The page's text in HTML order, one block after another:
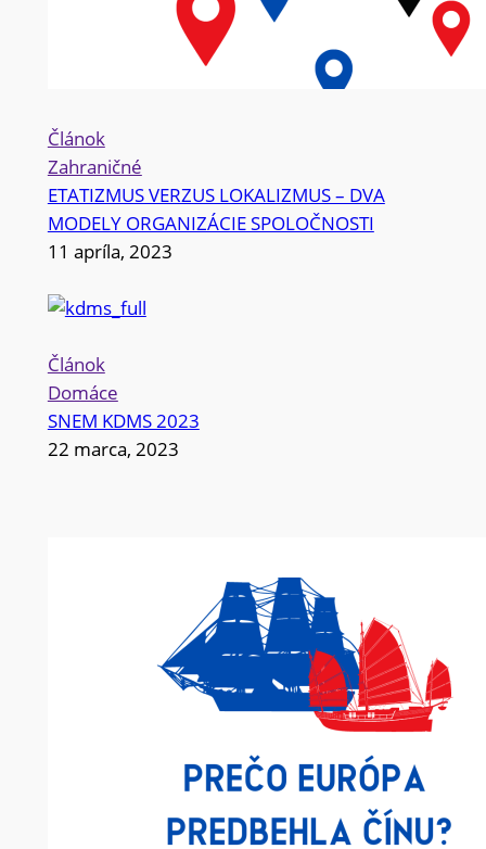
Článok
Zahraničné
ETATIZMUS VERZUS LOKALIZMUS – DVA
MODELY ORGANIZÁCIE SPOLOČNOSTI
11 apríla, 2023
Článok
Domáce
SNEM KDMS 2023
22 marca, 2023